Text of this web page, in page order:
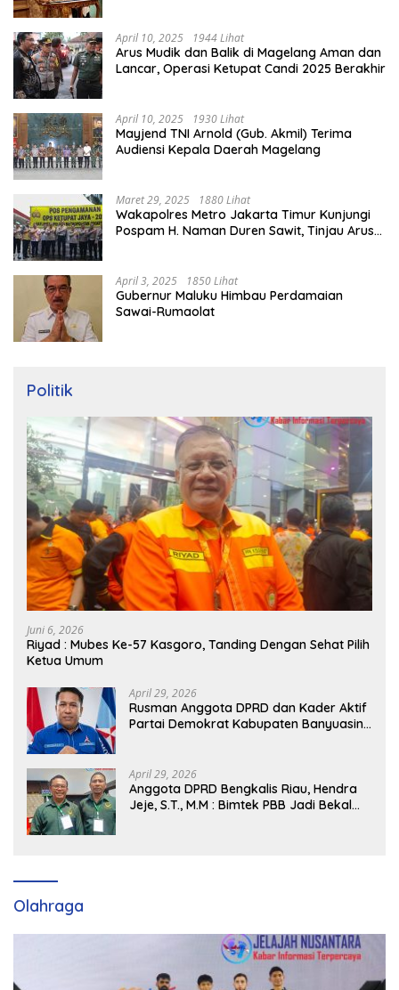
April 10, 2025 1944 Lihat
Arus Mudik dan Balik di Magelang Aman dan
Lancar, Operasi Ketupat Candi 2025 Berakhir
April 10, 2025 1930 Lihat
Mayjend TNI Arnold (Gub. Akmil) Terima
Audiensi Kepala Daerah Magelang
Maret 29, 2025 1880 Lihat
Wakapolres Metro Jakarta Timur Kunjungi
Pospam H. Naman Duren Sawit, Tinjau Arus
April 3, 2025 1850 Lihat
Gubernur Maluku Himbau Perdamaian
Sawai-Rumaolat
Politik
Juni 6, 2026
Riyad : Mubes Ke-57 Kasgoro, Tanding Dengan Sehat Pilih
Ketua Umum
April 29, 2026
Rusman Anggota DPRD dan Kader Aktif
Partai Demokrat Kabupaten Banyuasin
April 29, 2026
Anggota DPRD Bengkalis Riau, Hendra
Jeje, S.T., M.M : Bimtek PBB Jadi Bekal
Olahraga